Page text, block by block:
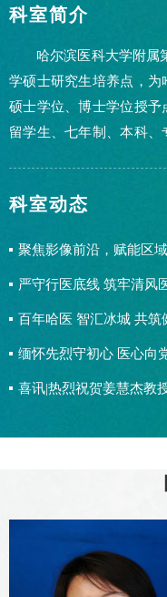
科室简介
哈尔滨医科大学附属
学硕士研究生培养点，
硕士学位、博士学位授予
留学生、七年制、本科
科室动态